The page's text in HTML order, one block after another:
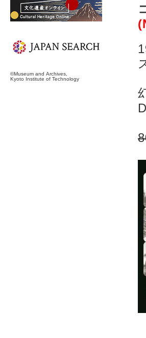
©Museum and Archives,
Kyoto Institute of Technology